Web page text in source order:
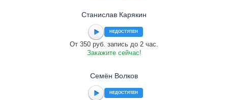
Станислав Карякин
НЕДОСТУПЕН
От 350 руб. запись до 2 час.
Закажите сейчас!
Семён Волков
НЕДОСТУПЕН